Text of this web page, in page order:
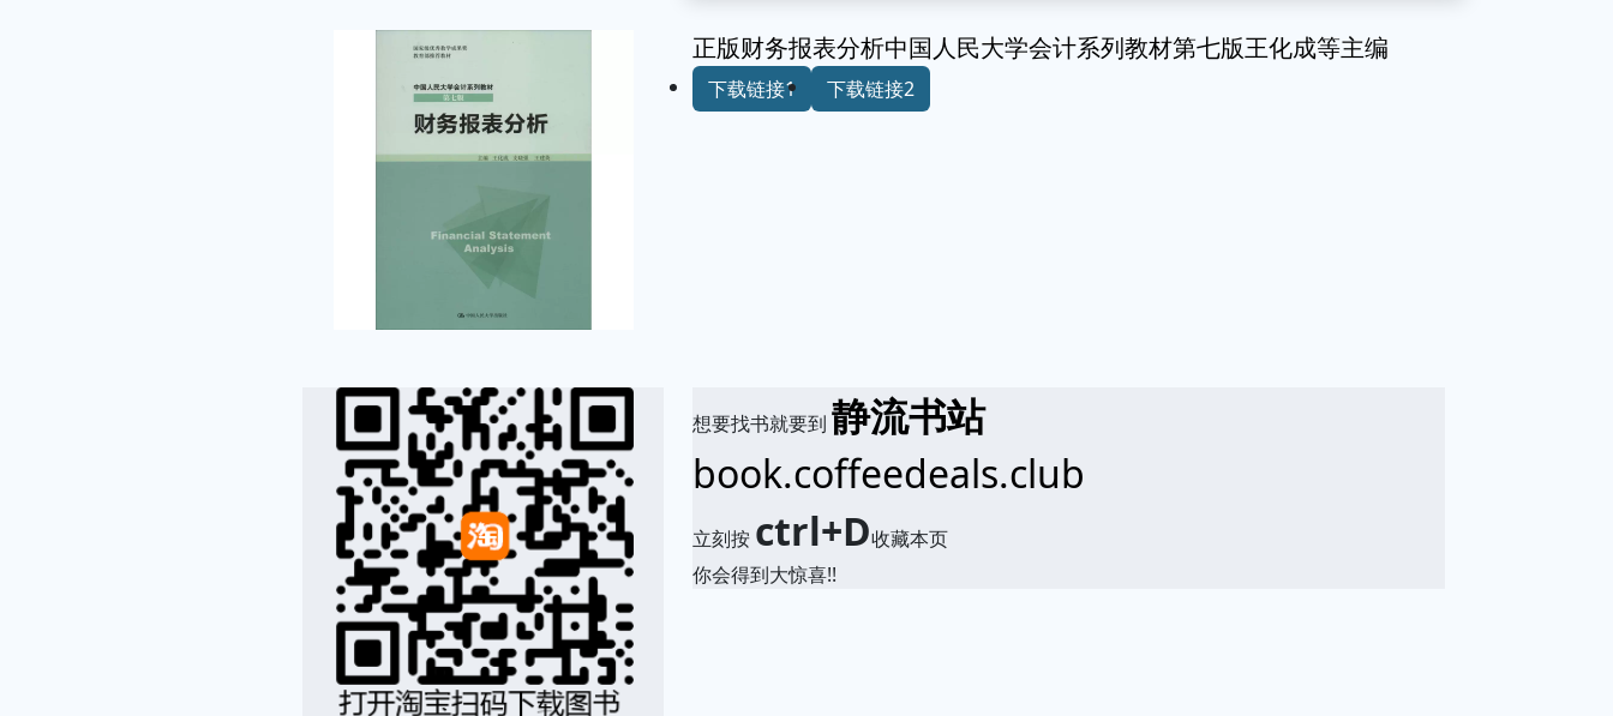
正版财务报表分析中国人民大学会计系列教材第七版王化成等主编
下载链接1 下载链接2
想要找书就要到静流书站
book.coffeedeals.club
立刻按 ctrl+D收藏本页
你会得到大惊喜!!